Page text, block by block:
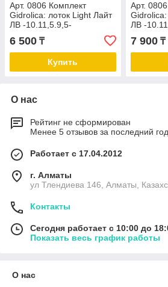
Арт. 0806 Комплект
Gidrolica: лоток Light Лайт
ЛВ -10.11,5.9,5-
пластиковый с решеткой
стальной кл.А
6 500 ₸
Купить
Арт.
ЛВ -
стальной
7 900₸
О нас
Рейтинг не сформирован
Менее 5 отзывов за последний год
Работает с 17.04.2012
г. Алматы
ул Тлендиева 146, Алматы,
Контакты
Сегодня работает с 10:00 до
Показать весь график работы
О нас